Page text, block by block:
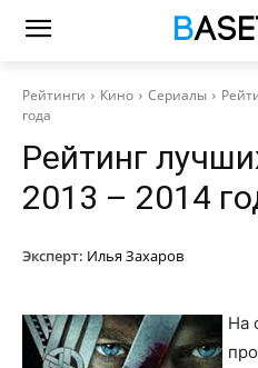
Рейтинги Кино Сериалы
года
Рейтинг
2013 – 2014
Эксперт: Илья Захаров
На